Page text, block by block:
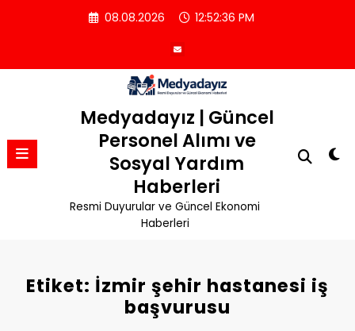
08.08.2026 12:52:36 PM
Medyadayız | Güncel
Personel Alımı ve
Sosyal Yardım
Haberleri
Resmi Duyurular ve Güncel Ekonomi
Haberleri
Etiket: İzmir şehir hastanesi iş
başvurusu